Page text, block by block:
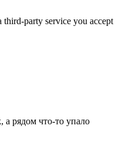
party service you accept
а рядом что-то упало